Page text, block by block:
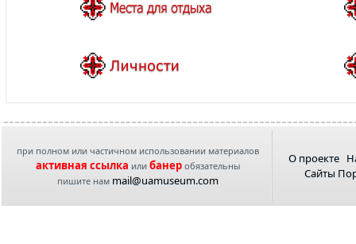
при полном или частичном использовании материалов
активная ссылка или банеробязательны
пишите нам mail@uamuseum.com
О проекте
Сайты